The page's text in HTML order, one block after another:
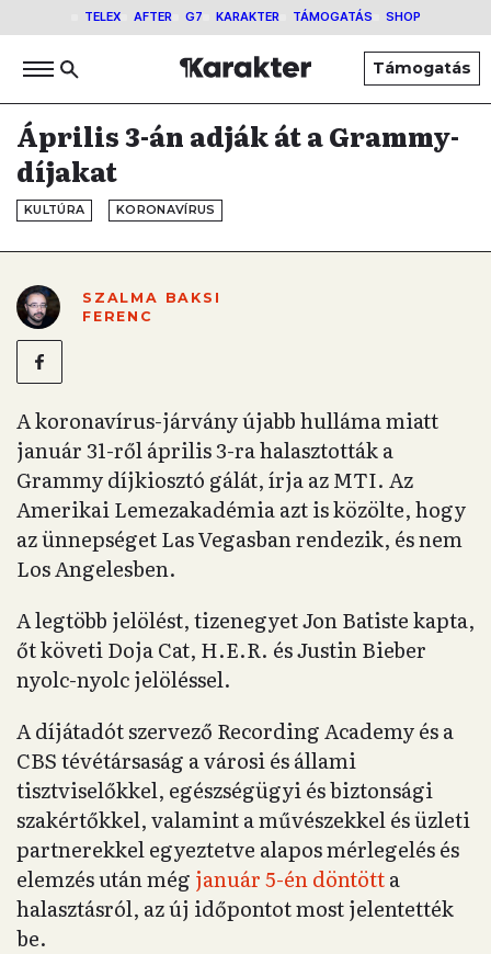
TELEX AFTER G7 KARAKTER TÁMOGATÁS SHOP
Támogatás
Április 3-án adják át a Grammy-
díjakat
KULTÚRA KORONAVÍRUS
SZALMA BAKSI
FERENC
A koronavírus-járvány újabb hulláma miatt
január 31-ről április 3-ra halasztották a
Grammy díjkiosztó gálát, írja az MTI. Az
Amerikai Lemezakadémia azt is közölte, hogy
az ünnepséget Las Vegasban rendezik, és nem
Los Angelesben.
A legtöbb jelölést, tizenegyet Jon Batiste kapta,
őt követi Doja Cat, H.E.R. és Justin Bieber
nyolc-nyolc jelöléssel.
A díjátadót szervező Recording Academy és a
CBS tévétársaság a városi és állami
tisztviselőkkel, egészségügyi és biztonsági
szakértőkkel, valamint a művészekkel és üzleti
partnerekkel egyeztetve alapos mérlegelés és
elemzés után még január 5-én döntötta
halasztásról, az új időpontot most jelentették
be.